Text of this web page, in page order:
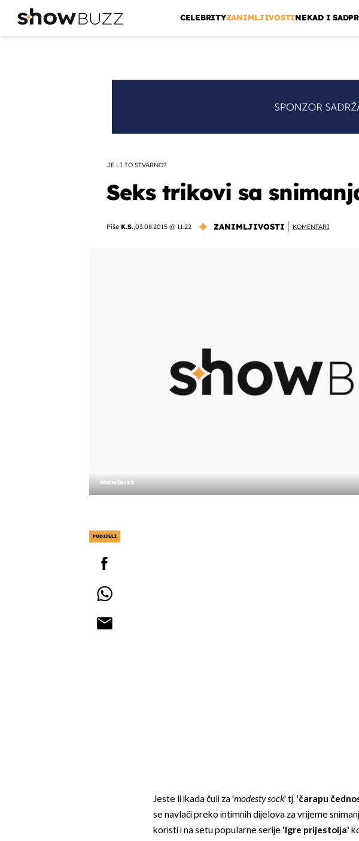
CELEBRITYZANIMLJIVOSTINEKAD I SAD
JE LI TO STVARNO?
Seks trikovi sa
Piše K.S.,03.08.2015 @ 11:22 ZANIMLJIVOSTI KOMENTARI
showbuzz
PODIJELI
Jeste li ikada čuli za 'modesty sock' tj. 'čarapu
se navlači preko intimnih dijelova za vrijeme
koristi i na setu popularne serije 'Igre prijestolja'